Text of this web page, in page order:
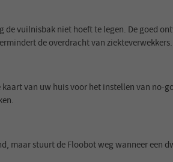
vuilnisbak niet hoeft te legen. De goed
de overdracht van ziekteverwekkers.
van uw huis voor het instellen van no-
maar stuurt de Floobot weg wanneer een